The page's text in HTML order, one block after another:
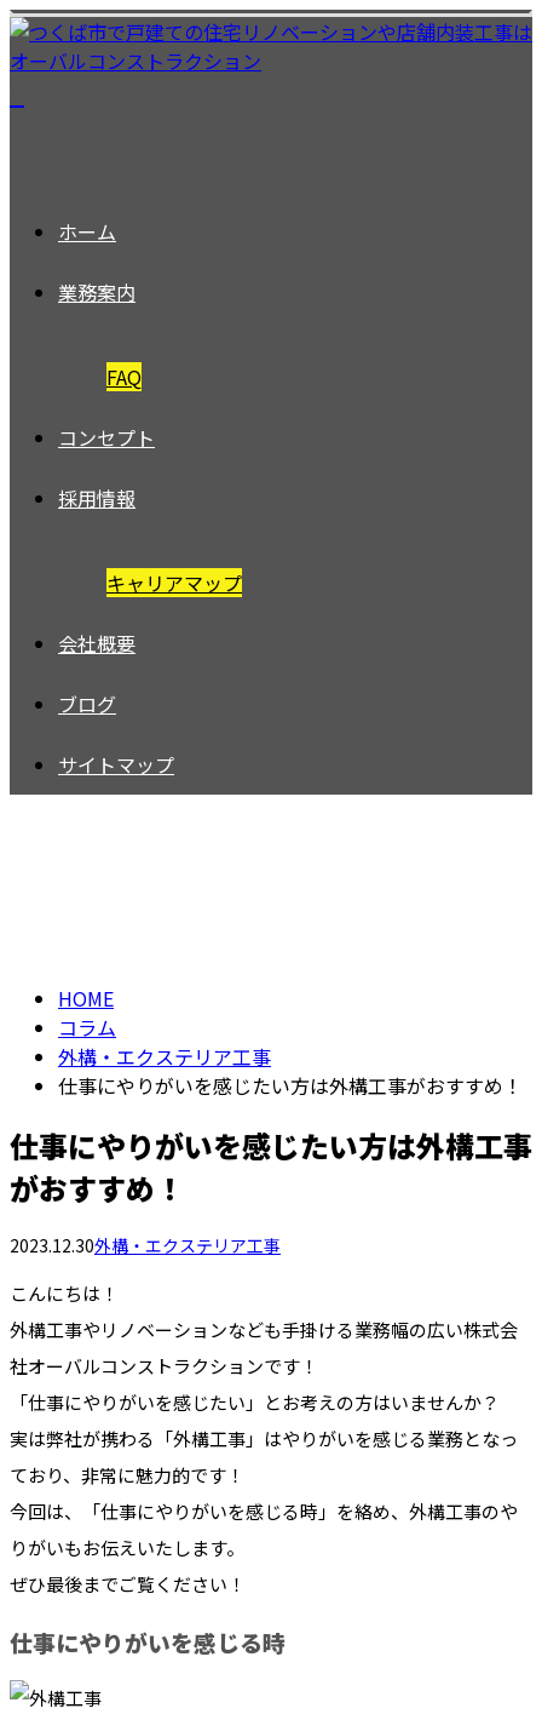
ホーム
業務案内
FAQ
コンセプト
採用情報
キャリアマップ
会社概要
ブログ
サイトマップ
HOME
コラム
外構・エクステリア工事
仕事にやりがいを感じたい方は外構工事がおすすめ！
仕事にやりがいを感じたい方は外構工事
がおすすめ！
2023.12.30外構・エクステリア工事
こんにちは！
外構工事やリノベーションなども手掛ける業務幅の広い株式会
社オーバルコンストラクションです！
「仕事にやりがいを感じたい」とお考えの方はいませんか？
実は弊社が携わる「外構工事」はやりがいを感じる業務となっ
ており、非常に魅力的です！
今回は、「仕事にやりがいを感じる時」を絡め、外構工事のや
りがいもお伝えいたします。
ぜひ最後までご覧ください！
仕事にやりがいを感じる時